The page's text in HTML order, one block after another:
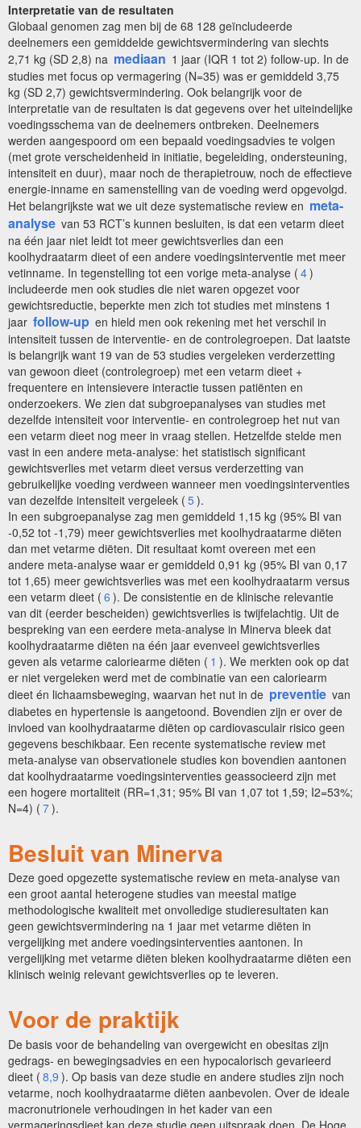
Interpretatie van de resultaten
Globaal genomen zag men bij de 68 128 geïncludeerde
deelnemers een gemiddelde gewichtsvermindering van slechts
2,71 kg (SD 2,8) na mediaan 1 jaar (IQR 1 tot 2) follow-up. In de
studies met focus op vermagering (N=35) was er gemiddeld 3,75
kg (SD 2,7) gewichtsvermindering. Ook belangrijk voor de
interpretatie van de resultaten is dat gegevens over het uiteindelijke
voedingsschema van de deelnemers ontbreken. Deelnemers
werden aangespoord om een bepaald voedingsadvies te volgen
(met grote verscheidenheid in initiatie, begeleiding, ondersteuning,
intensiteit en duur), maar noch de therapietrouw, noch de effectieve
energie-inname en samenstelling van de voeding werd opgevolgd.
Het belangrijkste wat we uit deze systematische review en meta-
analyse van 53 RCT’s kunnen besluiten, is dat een vetarm dieet
na één jaar niet leidt tot meer gewichtsverlies dan een
koolhydraatarm dieet of een andere voedingsinterventie met meer
vetinname. In tegenstelling tot een vorige meta-analyse ( 4)
includeerde men ook studies die niet waren opgezet voor
gewichtsreductie, beperkte men zich tot studies met minstens 1
jaar follow-up en hield men ook rekening met het verschil in
intensiteit tussen de interventie- en de controlegroepen. Dat laatste
is belangrijk want 19 van de 53 studies vergeleken verderzetting
van gewoon dieet (controlegroep) met een vetarm dieet +
frequentere en intensievere interactie tussen patiënten en
onderzoekers. We zien dat subgroepanalyses van studies met
dezelfde intensiteit voor interventie- en controlegroep het nut van
een vetarm dieet nog meer in vraag stellen. Hetzelfde stelde men
vast in een andere meta-analyse: het statistisch significant
gewichtsverlies met vetarm dieet versus verderzetting van
gebruikelijke voeding verdween wanneer men voedingsinterventies
van dezelfde intensiteit vergeleek ( 5).
In een subgroepanalyse zag men gemiddeld 1,15 kg (95% BI van
-0,52 tot -1,79) meer gewichtsverlies met koolhydraatarme diëten
dan met vetarme diëten. Dit resultaat komt overeen met een
andere meta-analyse waar er gemiddeld 0,91 kg (95% BI van 0,17
tot 1,65) meer gewichtsverlies was met een koolhydraatarm versus
een vetarm dieet ( 6 ). De consistentie en de klinische relevantie
van dit (eerder bescheiden) gewichtsverlies is twijfelachtig. Uit de
bespreking van een eerdere meta-analyse in Minerva bleek dat
koolhydraatarme diëten na één jaar evenveel gewichtsverlies
geven als vetarme caloriearme diëten ( 1 ). We merkten ook op dat
er niet vergeleken werd met de combinatie van een caloriearm
dieet én lichaamsbeweging, waarvan het nut in de preventie van
diabetes en hypertensie is aangetoond. Bovendien zijn er over de
invloed van koolhydraatarme diëten op cardiovasculair risico geen
gegevens beschikbaar. Een recente systematische review met
meta-analyse van observationele studies kon bovendien aantonen
dat koolhydraatarme voedingsinterventies geassocieerd zijn met
een hogere mortaliteit (RR=1,31; 95% BI van 1,07 tot 1,59; I2=53%;
N=4) ( 7).
Besluit van Minerva
Deze goed opgezette systematische review en meta-analyse van
een groot aantal heterogene studies van meestal matige
methodologische kwaliteit met onvolledige studieresultaten kan
geen gewichtsvermindering na 1 jaar met vetarme diëten in
vergelijking met andere voedingsinterventies aantonen. In
vergelijking met vetarme diëten bleken koolhydraatarme diëten een
klinisch weinig relevant gewichtsverlies op te leveren.
Voor de praktijk
De basis voor de behandeling van overgewicht en obesitas zijn
gedrags- en bewegingsadvies en een hypocalorisch gevarieerd
dieet ( 8,9 ). Op basis van deze studie en andere studies zijn noch
vetarme, noch koolhydraatarme diëten aanbevolen. Over de ideale
macronutrionele verhoudingen in het kader van een
vermageringsdieet kan deze studie geen uitspraak doen. De Hoge